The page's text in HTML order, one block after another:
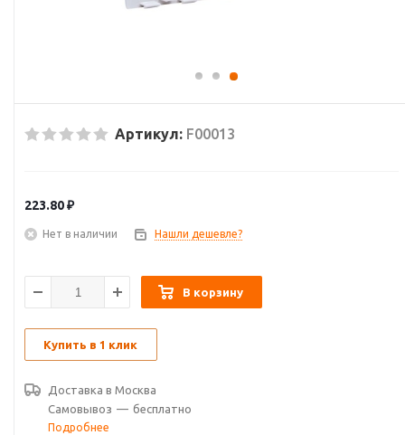
Артикул: F00013
223.80₽
Нет в наличии Нашли дешевле?
В корзину
Купить в 1 клик
Доставка в Москва
Самовывоз — бесплатно
Подробнее